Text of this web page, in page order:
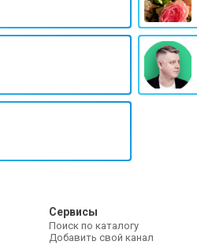
Сервисы
Поиск по каталогу
Добавить свой канал